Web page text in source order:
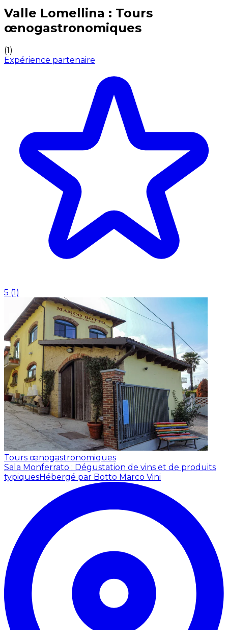
Expériences culinaires inoubliables : Expériences
Valle Lomellina : Tours
œnogastronomiques
(1)
Expérience partenaire
5 (1)
Tours œnogastronomiques
Sala Monferrato : Dégustation de vins et de produits
typiquesHébergé par Botto Marco Vini